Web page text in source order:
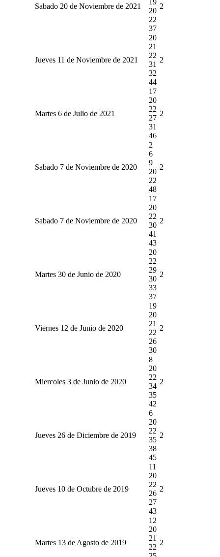
Sabado 20 de Noviembre de 2021
20
22
37
2
Jueves 11 de Noviembre de 2021
20
21
22
31
32
44
2
Martes 6 de Julio de 2021
17
20
22
27
31
46
2
Sabado 7 de Noviembre de 2020
2
6
9
20
22
48
2
Sabado 7 de Noviembre de 2020
17
20
22
30
41
43
2
Martes 30 de Junio de 2020
20
22
29
30
33
37
2
Viernes 12 de Junio de 2020
19
20
21
22
26
30
2
Miercoles 3 de Junio de 2020
8
20
22
34
35
42
2
Jueves 26 de Diciembre de 2019
6
20
22
35
38
45
2
Jueves 10 de Octubre de 2019
11
20
22
26
27
43
2
Martes 13 de Agosto de 2019
12
20
21
22
2